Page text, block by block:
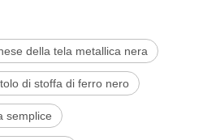
della tela metallica nera
di stoffa di ferro nero
semplice